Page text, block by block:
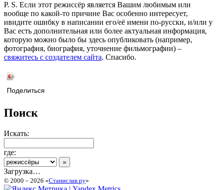
P. S. Если этот режиссёр является Вашим любимым или
вообще по какой-то причине Вас особенно интересует,
ивидите ошибку в написании его/её имени по-русски, и/или у
Вас есть дополнительная или более актуальная информация,
которую можно было бы здесь опубликовать (например,
фотография, биография, уточнение фильмографии) –
свяжитесь с создателем сайта. Спасибо.
Поделиться
Поиск
Искать:
где:
Загрузка…
© 2000 – 2026 «Станислав.ру»